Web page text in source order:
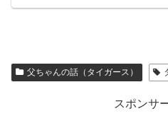
父ちゃんの話（タイガース）
スポンサ